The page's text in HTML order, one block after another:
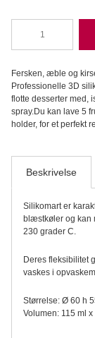
Fersken,
æble
kirsebær
115
silikoneform
-
Silikomart
Fersken, æble og
Professionelle 3D
flotte desserter med,
spray.Du kan lave 5
holder, for et perfekt
Beskrivelse
Silikomart er
blæstkøler og kan
230 grader C.
Deres fleksibilitet
vaskes i
Størrelse: Ø 60 h
Volumen: 115 ml x